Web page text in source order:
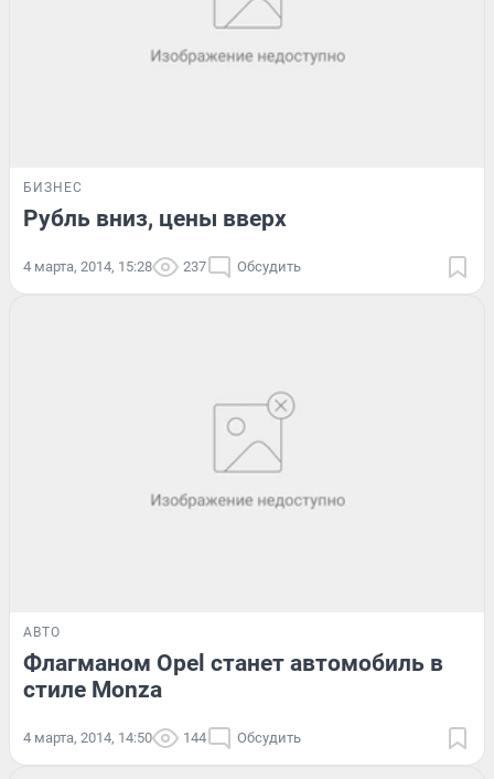
БИЗНЕС
Рубль вниз, цены вверх
4 марта, 2014, 15:28 237 Обсудить
АВТО
Флагманом Opel станет автомобиль в
стиле Monza
4 марта, 2014, 14:50 144 Обсудить